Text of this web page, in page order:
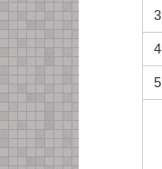
3
4
5